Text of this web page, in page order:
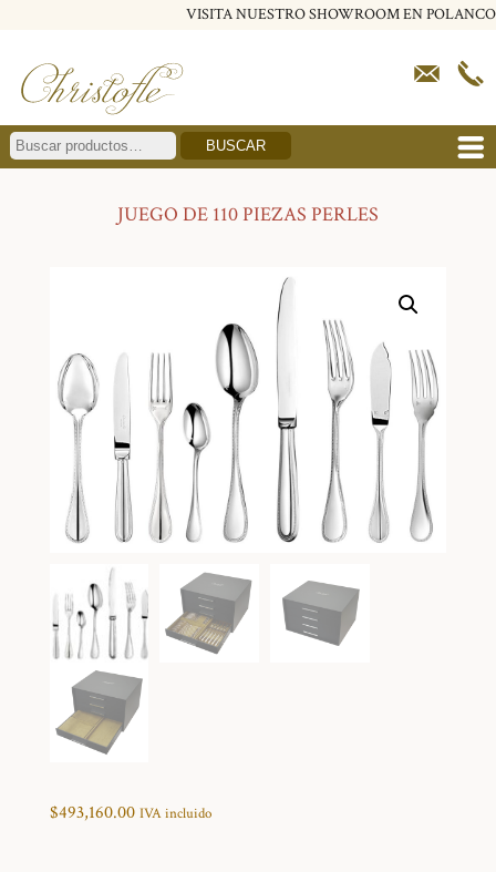
VISITA NUESTRO SHOWROOM EN POLANCO
BUSCAR
JUEGO DE 110 PIEZAS PERLES
$493,160.00 IVA incluido